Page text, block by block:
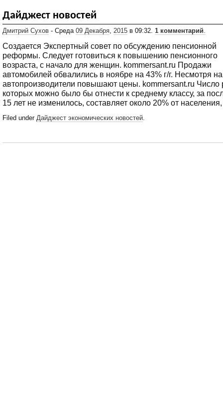
Дайджест новостей
Дмитрий Сухов - Среда 09 Декабря, 2015 в 09:32. 1 комментарий.
Создается Экспертный совет по обсуждению пенсионной
реформы. Следует готовиться к повышению пенсионного
возраста, с начало для женщин. kommersant.ru Продажи
автомобилей обвалились в ноябре на 43% г/г. Несмотря на
автопроизводители повышают цены. kommersant.ru Число
которых можно было бы отнести к среднему классу, за
15 лет не изменилось, составляет около 20% от
Filed under Дайджест экономических новостей